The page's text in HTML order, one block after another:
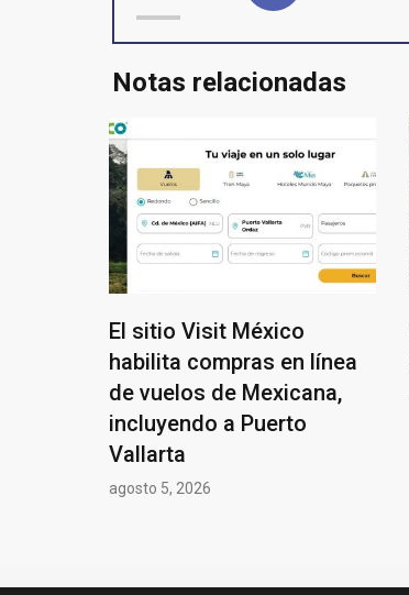
Notas relacionadas
El sitio Visit México
habilita compras en línea
de vuelos de Mexicana,
incluyendo a Puerto
Vallarta
agosto 5, 2026